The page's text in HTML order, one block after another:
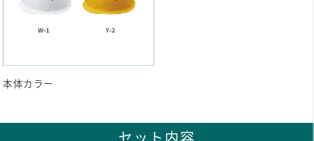
本体カラー
セット内容